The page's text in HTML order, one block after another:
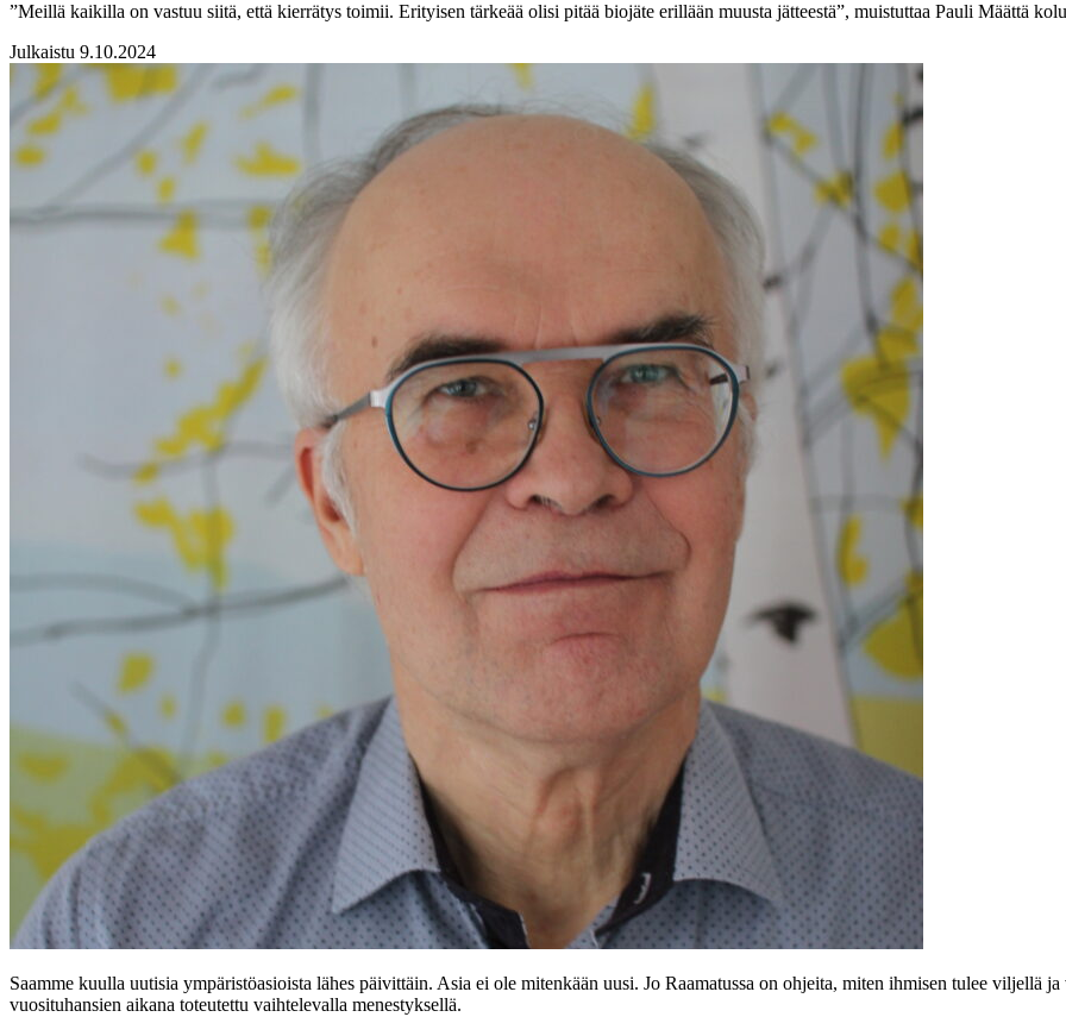
”Meillä kaikilla on vastuu siitä, että kierrätys toimii. Erityisen tärkeää olisi pitää biojäte erillään muusta jätteestä”, muistuttaa Pauli Määttä
Julkaistu 9.10.2024
Saamme kuulla uutisia ympäristöasioista lähes päivittäin. Asia ei ole mitenkään uusi. Jo Raamatussa on ohjeita, miten ihmisen tulee viljellä
vuosituhansien aikana toteutettu vaihtelevalla menestyksellä.